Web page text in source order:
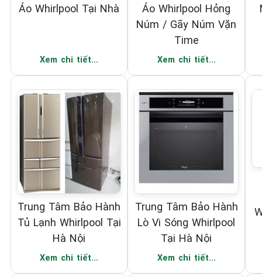
Áo Whirlpool Tại Nhà
Xem chi tiết...
Áo Whirlpool Hỏng
Núm / Gãy Núm Vặn
Time
Xem chi tiết...
Trung Tâm Bảo Hành
Tủ Lạnh Whirlpool Tại
Hà Nội
Xem chi tiết...
Trung Tâm Bảo Hành
Lò Vi Sóng Whirlpool
Tại Hà Nội
Xem chi tiết...